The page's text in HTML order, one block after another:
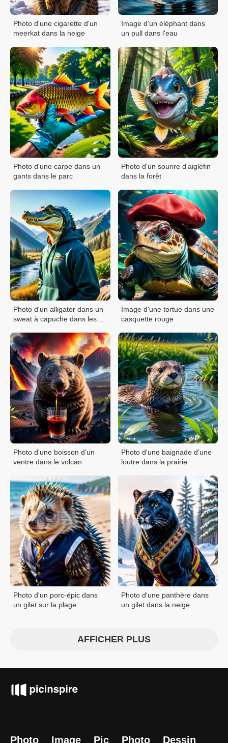
Photo d'une cigarette d'un
meerkat dans la neige
Image d'un éléphant dans
un pull dans l'eau
Photo d'une carpe dans un
gants dans le parc
Photo d'un sourire d'aiglefin
dans la forêt
Photo d'un alligator dans un
sweat à capuche dans les
Image d'une tortue dans une
casquette rouge
Photo d'une boisson d'un
ventre dans le volcan
Photo d'une baignade d'une
loutre dans la prairie
Photo d'un porc-épic dans
un gilet sur la plage
Photo d'une panthère dans
un gilet dans la neige
AFFICHER PLUS
Photo Image Pic Photo Dessin